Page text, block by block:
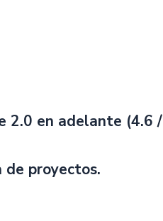
2.0 en adelante (4.6 /
proyectos.